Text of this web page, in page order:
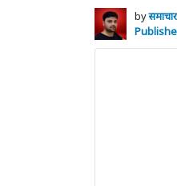
by